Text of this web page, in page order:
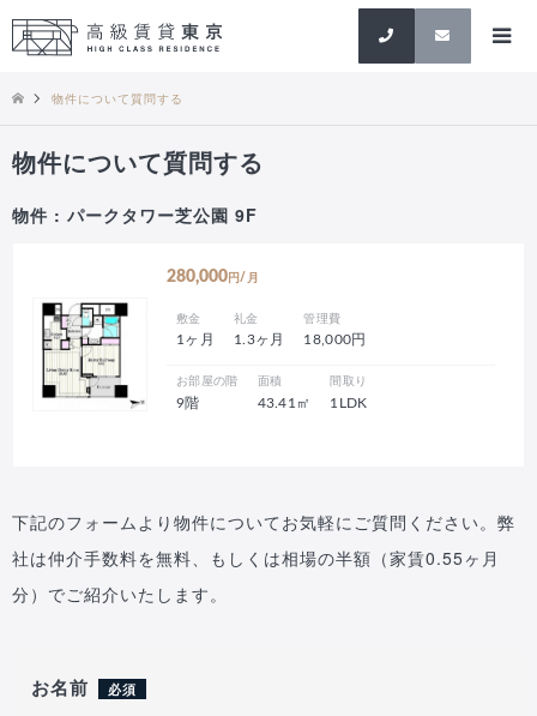
検索
物件について質問する
物件について質問する
物件 : パークタワー芝公園 9F
280,000 円/月
敷金
1ヶ月
礼金
1.3ヶ月
管理費
18,000円
お部屋の階
9階
面積
43.41㎡
間取り
1LDK
下記のフォームより物件についてお気軽にご質問ください。弊
社は仲介手数料を無料、もしくは相場の半額（家賃0.55ヶ月
分）でご紹介いたします。
お名前 必須